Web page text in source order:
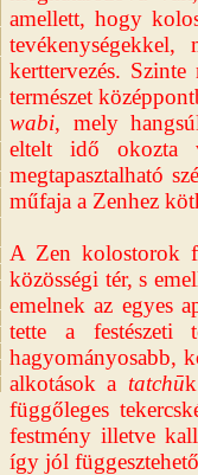
amellett, hogy
kerttervezés.
természet
wabi, mely
eltelt idő okozta
megtapasztalható
műfaja a Zenhez
A Zen kolostorok
közösségi tér, s
emelnek az egyes
tette a festészeti
hagyományosabb,
alkotások a tatchū
függőleges
festmény illetve
így jól